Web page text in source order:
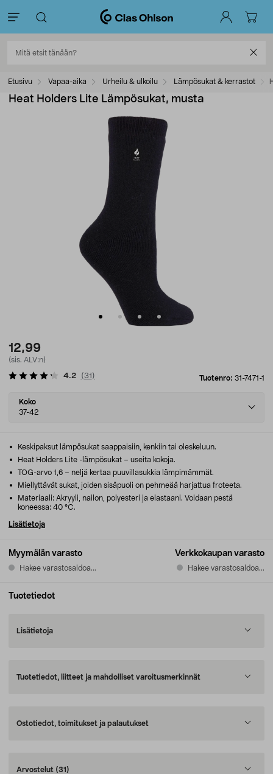
Etusivu Vapaa-aika Urheilu & ulkoilu Lämpösukat & kerrastot
Heat Holders Lite Lämpösukat, musta
12,99
(sis. ALV:n)
Tuotenro: 31-7471-1
4.2 (31 )
Select
variant
Koko
37-42
Myymälän varasto
Hakee varastosaldoa...
Verkkokaupan varasto
Hakee varastosaldoa...
Keskipaksut lämpösukat saappaisiin, kenkiin tai oleskeluun.
Heat Holders Lite -lämpösukat – useita kokoja.
TOG-arvo 1,6 – neljä kertaa puuvillasukkia lämpimämmät.
Miellyttävät sukat, joiden sisäpuoli on pehmeää harjattua froteeta.
Materiaali: Akryyli, nailon, polyesteri ja elastaani. Voidaan pestä
koneessa: 40 °C.
Lisätietoja
Tuotetiedot
Lisätietoja
Tuotetiedot, liitteet ja mahdolliset varoitusmerkinnät
Ostotiedot, toimitukset ja palautukset
Arvostelut (31)